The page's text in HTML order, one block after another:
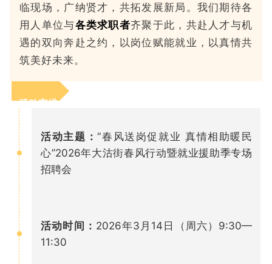
临现场，广纳贤才，共拓发展新局。我们期待各
用人单位与各类求职者齐聚于此，共赴人才与机
遇的双向奔赴之约，以岗位赋能就业，以真情共
筑美好未来。
活动安排
活动主题：“春风送岗促就业 真情相助暖民
心”2026年大沽街春风行动暨就业援助季专场
招聘会
活动时间： 2026年3月14日（周六）9:30—
11:30